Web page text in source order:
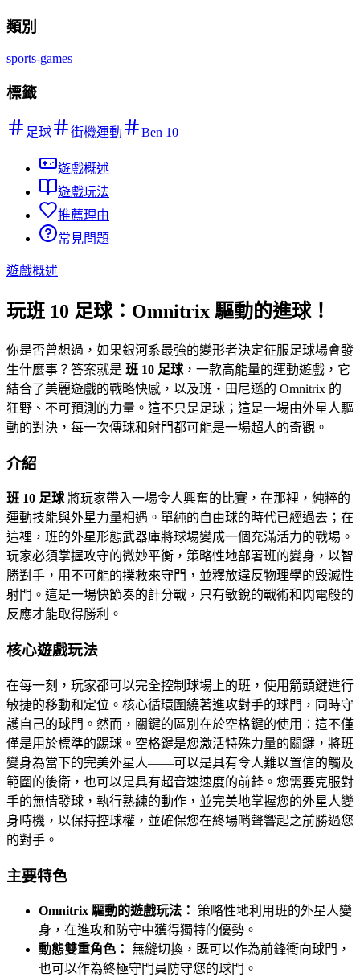
類別
sports-games
標籤
足球 街機運動 Ben 10
遊戲概述
遊戲玩法
推薦理由
常見問題
遊戲概述
玩班 10 足球：Omnitrix 驅動的進球！
你是否曾想過，如果銀河系最強的變形者決定征服足球場會發
生什麼事？答案就是 班 10 足球 ，一款高能量的運動遊戲，它
結合了美麗遊戲的戰略快感，以及班・田尼遜的 Omnitrix 的
狂野、不可預測的力量。這不只是足球；這是一場由外星人驅
動的對決，每一次傳球和射門都可能是一場超人的奇觀。
介紹
班 10 足球 將玩家帶入一場令人興奮的比賽，在那裡，純粹的
運動技能與外星力量相遇。單純的自由球的時代已經過去；在
這裡，班的外星形態武器庫將球場變成一個充滿活力的戰場。
玩家必須掌握攻守的微妙平衡，策略性地部署班的變身，以智
勝對手，用不可能的撲救來守門，並釋放違反物理學的毀滅性
射門。這是一場快節奏的計分戰，只有敏銳的戰術和閃電般的
反應才能取得勝利。
核心遊戲玩法
在每一刻，玩家都可以完全控制球場上的班，使用箭頭鍵進行
敏捷的移動和定位。核心循環圍繞著進攻對手的球門，同時守
護自己的球門。然而，關鍵的區別在於空格鍵的使用：這不僅
僅是用於標準的踢球。空格鍵是您激活特殊力量的關鍵，將班
變身為當下的完美外星人——可以是具有令人難以置信的觸及
範圍的後衛，也可以是具有超音速速度的前鋒。您需要克服對
手的無情發球，執行熟練的動作，並完美地掌握您的外星人變
身時機，以保持控球權，並確保您在終場哨聲響起之前勝過您
的對手。
主要特色
Omnitrix 驅動的遊戲玩法： 策略性地利用班的外星人變
身，在進攻和防守中獲得獨特的優勢。
動態雙重角色： 無縫切換，既可以作為前鋒衝向球門，
也可以作為終極守門員防守您的球門。